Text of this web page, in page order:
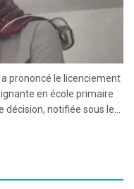
prononcé le licenciement
en école primaire
décision, notifiée sous le...